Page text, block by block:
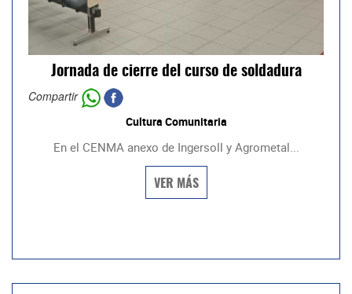
Jornada de cierre del curso de soldadura
Compartir
Cultura Comunitaria
En el CENMA anexo de Ingersoll y Agrometal...
VER MÁS